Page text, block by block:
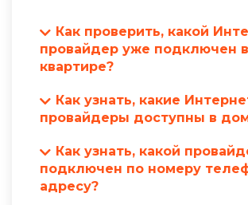
Как проверить, какой
провайдер уже подключен в
квартире?
подключен в квартире,
следующими способами:
Проверьте договор с
провайдером, который могли
предыдущие жильцы.
Как узнать, какие
провайдеры доступны в
в доме можно несколькими
Посетите сайты провайдеров и
Как узнать, какой
подключен по номеру
адресу?